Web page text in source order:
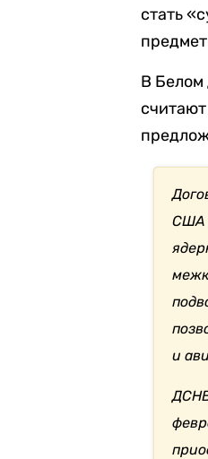
стать
В Белом
США
и